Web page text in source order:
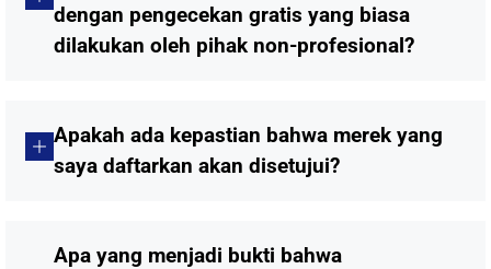
dengan pengecekan gratis yang biasa
dilakukan oleh pihak non-profesional?
Apakah ada kepastian bahwa merek yang
saya daftarkan akan disetujui?
Apa yang menjadi bukti bahwa